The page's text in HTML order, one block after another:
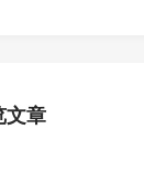
文章